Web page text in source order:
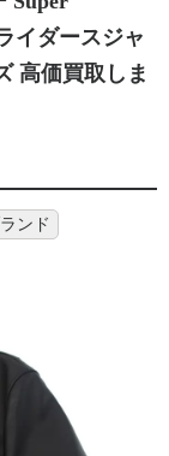
イダースジャ
高価買取しま
ンド